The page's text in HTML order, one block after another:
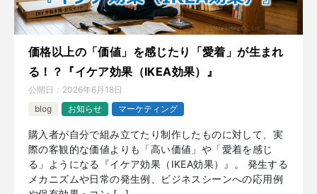
価格以上の「価値」を感じたり「愛着」が生まれ
る！？『イケア効果（IKEA効果）』
公開日： 2026年6月18日
blog
お知らせ マーケティング
購入者が自分で組み立てたり制作したものに対して、実
際の客観的な価値よりも「高い価値」や「愛着を感じ
る」ようになる『イケア効果（IKEA効果）』。 発生する
メカニズムや日常の発生例、ビジネスシーンへの応用例